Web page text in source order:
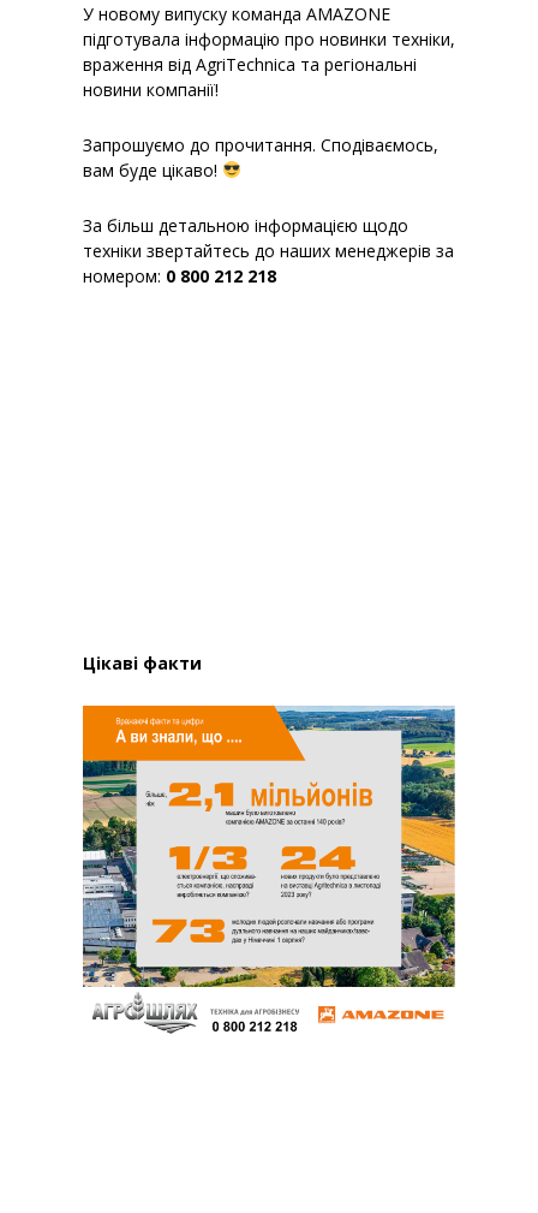
У новому випуску команда AMAZONE
підготувала інформацію про новинки техніки,
враження від AgriTechnica та регіональні
новини компанії!
Запрошуємо до прочитання. Сподіваємось,
вам буде цікаво!
За більш детальною інформацією щодо
техніки звертайтесь до наших менеджерів за
номером: 0 800 212 218
Цікаві факти